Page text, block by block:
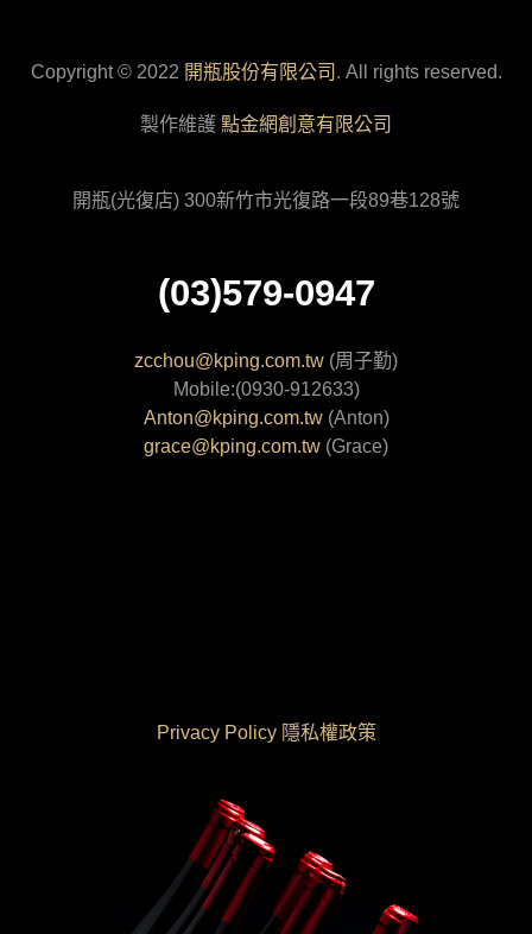
Copyright © 2022 開瓶股份有限公司 . All rights reserved.
製作維護 點金網創意有限公司
開瓶(光復店) 300新竹市光復路一段89巷128號
(03)579-0947
zcchou@kping.com.tw (周子勤)
Mobile:(0930-912633)
Anton@kping.com.tw(Anton)
grace@kping.com.tw (Grace)
Privacy Policy 隱私權政策